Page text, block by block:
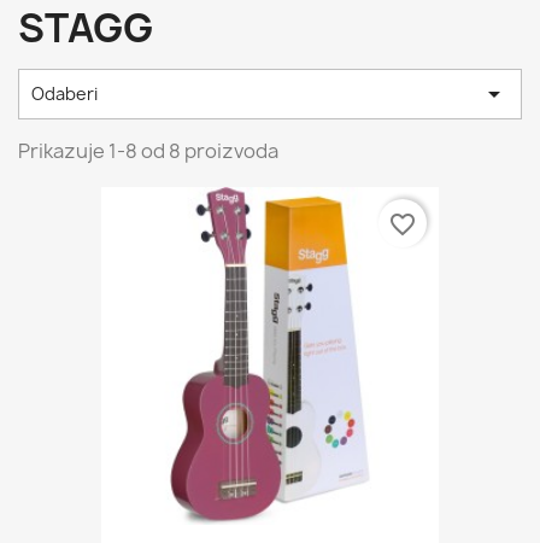
STAGG
Odaberi 
Prikazuje 1-8 od 8 proizvoda
favorite_border